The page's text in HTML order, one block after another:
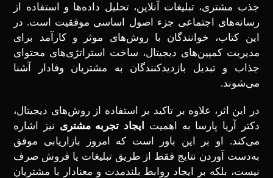
جذب مشتری، تبلیغات آنلاین، تحلیل داده‌ها و استفاده از
رسانه‌های اجتماعی جزء اصول اساسی موفقیت است. در
این کتاب، خوانندگان با روش‌های موثر و کارآمد برای
مدیریت کمپین‌های دیجیتال، ساخت استراتژی‌های محتوای
جذاب و تبدیل بازدیدکنندگان به مشتریان وفادار آشنا
می‌شوند.
در این اثر، علاوه بر تاکید بر استفاده از روش‌های دیجیتال،
دکتر آریا پارسا به اهمیت
ایجاد تجربه مشتری نیز اشاره
می‌کند. او بر این باور است که امروز بازاریابی موفق
به‌دست آوردن نتایج فقط از طریق تبلیغات یا فروش صرف
نیست، بلکه بر ایجاد روابط بلندمدت و معنادار با مشتریان